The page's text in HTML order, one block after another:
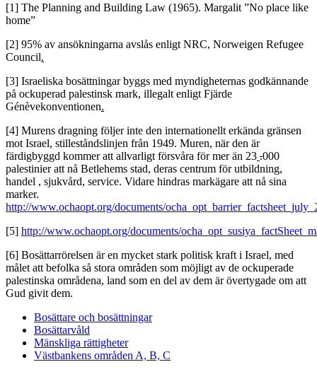
[1] The Planning and Building Law (1965). Margalit ”No place like
home”
[2] 95% av ansökningarna avslås enligt NRC, Norweigen Refugee
Council.
[3] Israeliska bosättningar byggs med myndigheternas godkännande
på ockuperad palestinsk mark, illegalt enligt Fjärde
Génèvekonventionen.
[4] Murens dragning följer inte den internationellt erkända gränsen
mot Israel, stilleståndslinjen från 1949. Muren, när den är
färdigbyggd kommer att allvarligt försvåra för mer än 23 .000
palestinier att nå Betlehems stad, deras centrum för utbildning,
handel , sjukvård, service. Vidare hindras markägare att nå sina
marker.
http://www.ochaopt.org/documents/
[5] http://www.ochaopt.org/documents/
[6] Bosättarrörelsen är en mycket stark politisk kraft i Israel, med
målet att befolka så stora områden som möjligt av de ockuperade
palestinska områdena, land som en del av dem är övertygade om att
Gud givit dem.
Bosättare och bosättningar
Bosättarvåld
Mänskliga rättigheter
Västbankens områden A, B, C